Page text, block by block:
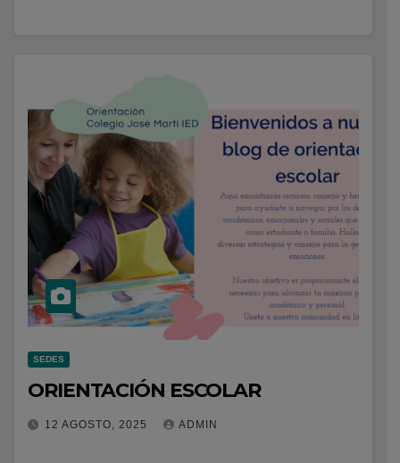
SEDES
ORIENTACIÓN ESCOLAR
12 AGOSTO, 2025 ADMIN